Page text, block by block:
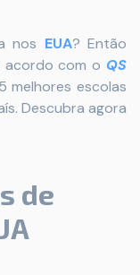
nos EUA? Então
acordo com o QS
melhores escolas
Descubra agora
de